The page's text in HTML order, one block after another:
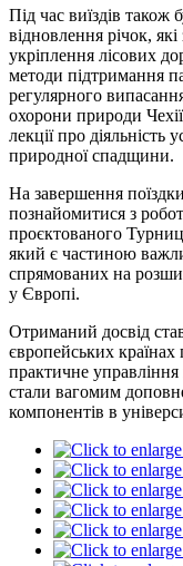
Під час виїздів
відновлення річок,
укріплення лісових
методи підтримання
регулярного
охорони природи
лекції про діяльність
природної спадщини.
На завершення
познайомитися з
проєктованого
який є частиною
спрямованих на
у Європі.
Отриманий досвід
європейських країнах
практичне
стали вагомим
компонентів в